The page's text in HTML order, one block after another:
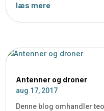
læs mere
Antenner og droner
aug 17, 2017
Denne blog omhandler